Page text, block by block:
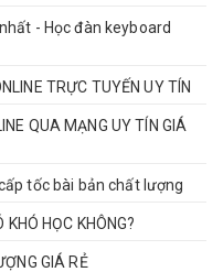
- Học đàn keyboard
TRỰC TUYẾN UY TÍN
QUA MẠNG UY TÍN GIÁ
tốc bài bản chất lượng
KHÓ HỌC KHÔNG?
GIÁ RẺ